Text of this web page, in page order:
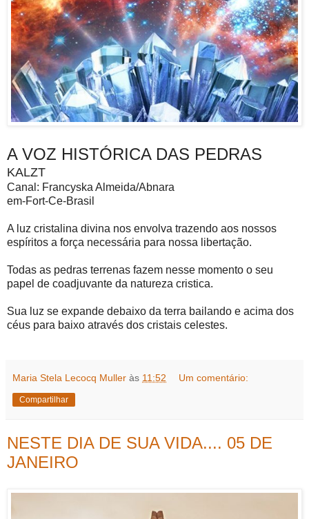
A VOZ HISTÓRICA DAS PEDRAS
KALZT
Canal: Francyska Almeida/Abnara
em-Fort-Ce-Brasil
A luz cristalina divina nos envolva trazendo aos nossos
espíritos a força necessária para nossa libertação.
Todas as pedras terrenas fazem nesse momento o seu
papel de coadjuvante da natureza cristica.
Sua luz se expande debaixo da terra bailando e acima dos
céus para baixo através dos cristais celestes.
Maria Stela Lecocq Muller às 11:52 Um comentário:
Compartilhar
NESTE DIA DE SUA VIDA.... 05 DE
JANEIRO